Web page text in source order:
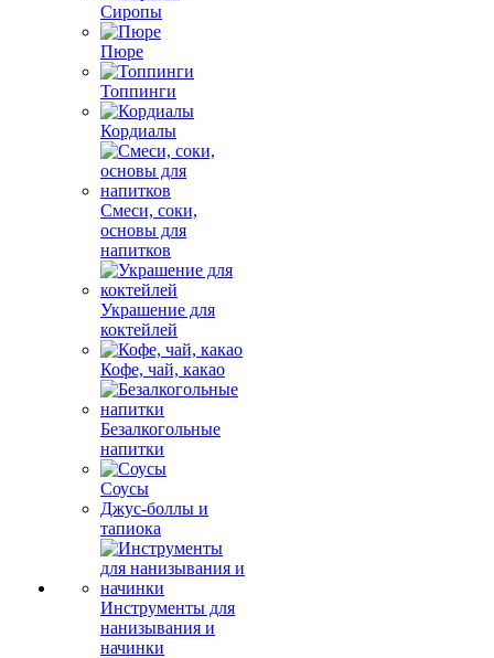
Сиропы
Пюре
Топпинги
Кордиалы
Смеси, соки,
основы для
напитков
Украшение для
коктейлей
Кофе, чай, какао
Безалкогольные
напитки
Соусы
Джус-боллы и
тапиока
Инструменты для
нанизывания и
начинки